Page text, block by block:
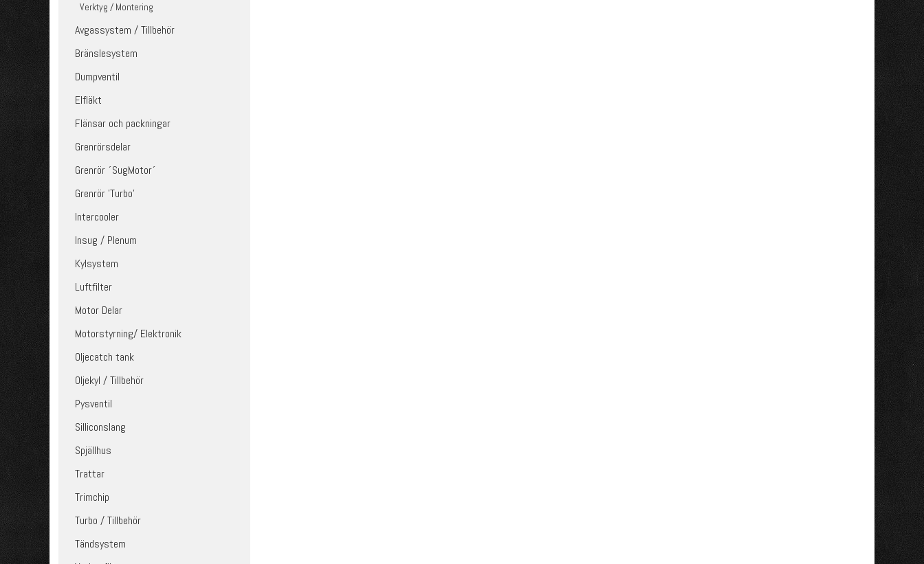
Verktyg / Montering
Avgassystem / Tillbehör
Bränslesystem
Dumpventil
Elfläkt
Flänsar och packningar
Grenrörsdelar
Grenrör ´SugMotor´
Grenrör 'Turbo'
Intercooler
Insug / Plenum
Kylsystem
Luftfilter
Motor Delar
Motorstyrning/ Elektronik
Oljecatch tank
Oljekyl / Tillbehör
Pysventil
Silliconslang
Spjällhus
Trattar
Trimchip
Turbo / Tillbehör
Tändsystem